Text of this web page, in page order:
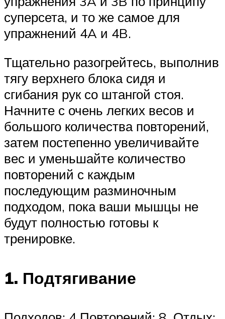
суперсета, и то же самое для
упражнений 4A и 4B.
Тщательно разогрейтесь, выполнив
тягу верхнего блока сидя и
сгибания рук со штангой стоя.
Начните с очень легких весов и
большого количества повторений,
затем постепенно увеличивайте
вес и уменьшайте количество
повторений с каждым
последующим разминочным
подходом, пока ваши мышцы не
будут полностью готовы к
тренировке.
1. Подтягивание